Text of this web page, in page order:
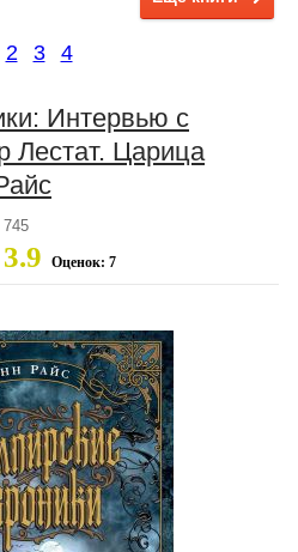
2 3 4
Интервью с
Лестат. Царица
745
3.9 Оценок: 7